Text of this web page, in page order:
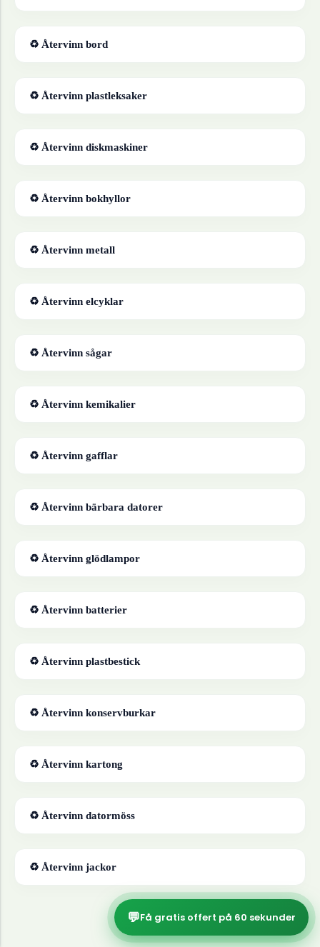
♻ Återvinn bord
♻ Återvinn plastleksaker
♻ Återvinn diskmaskiner
♻ Återvinn bokhyllor
♻ Återvinn metall
♻ Återvinn elcyklar
♻ Återvinn sågar
♻ Återvinn kemikalier
♻ Återvinn gafflar
♻ Återvinn bärbara datorer
♻ Återvinn glödlampor
♻ Återvinn batterier
♻ Återvinn plastbestick
♻ Återvinn konservburkar
♻ Återvinn kartong
♻ Återvinn datormöss
♻ Återvinn jackor
💬Få gratis offert på 60 sekunder